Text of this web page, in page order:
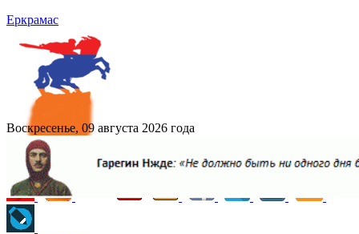
Еркрамас
Воскресенье, 09 августа 2026 года